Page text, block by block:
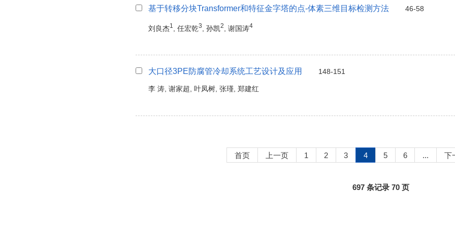
基于转移分块Transformer和特征金字塔的点-体素三维目标检测方法 46-58
刘良杰1 , 任宏乾3 , 孙凯2 , 谢国涛4
大口径3PE防腐管冷却系统工艺设计及应用 148-151
李 涛, 谢家超, 叶凤树, 张瑾, 郑建红
首页 上一页 1 2 3 4 5 6 ... 下
697 条记录 70 页